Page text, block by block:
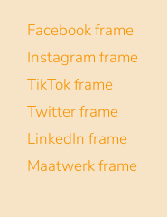
1 maart 2022
De campagne
middelbare
6) op| Lees verder